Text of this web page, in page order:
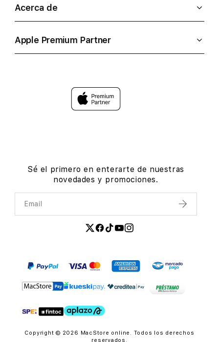
Acerca de
Apple Premium Partner
Sé el primero en enterarte de nuestras
novedades y promociones.
Email
Copyright © 2026 MacStore online. Todos los derechos
reservados.